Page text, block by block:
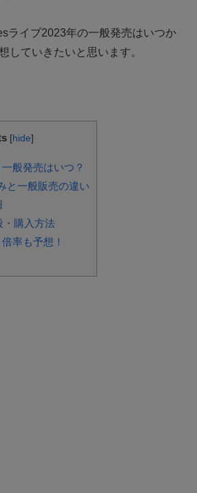
ライブ2023年の一般発売はいつか
していきたいと思います。
[hide]
般発売はいつ？
と一般販売の違い
・購入方法
率も予想！